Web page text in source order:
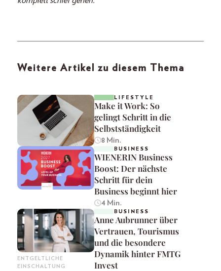
Weitere Artikel zu diesem Thema
LIFESTYLE
Make it Work: So
gelingt Schritt in die
Selbstständigkeit
8 Min.
BUSINESS
WIENERIN Business
Boost: Der nächste
Schritt für dein
Business beginnt hier
4 Min.
ENTGELTLICHE
EINSCHALTUNG
BUSINESS
Anne Aubrunner über
Vertrauen, Tourismus
und die besondere
Dynamik hinter FMTG
Invest